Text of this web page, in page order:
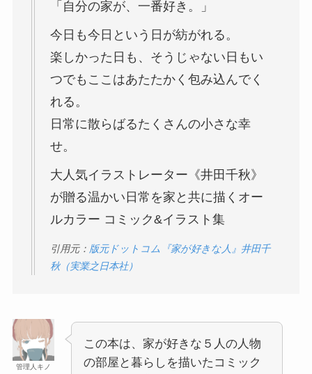
「自分の家が、一番好き。」
今日も今日という日が紡がれる。
楽しかった日も、そうじゃない日もい
つでもここはあたたかく包み込んでく
れる。
日常に散らばるたくさんの小さな幸
せ。
大人気イラストレーター《井田千秋》
が贈る温かい日常を家と共に描くオー
ルカラー コミック&イラスト集
引用元： 版元ドットコム『家が好きな人』井田千
秋（実業之日本社）
管理人キノ
この本は、家が好きな５人の人物
の部屋と暮らしを描いたコミック